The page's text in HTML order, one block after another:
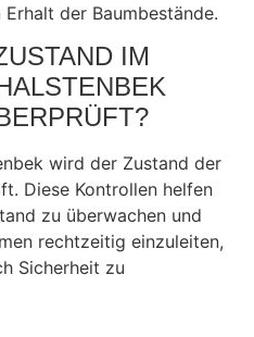
der Baumbestände.
IM
wird der Zustand der
Diese Kontrollen helfen
zu überwachen und
rechtzeitig einzuleiten,
Sicherheit zu